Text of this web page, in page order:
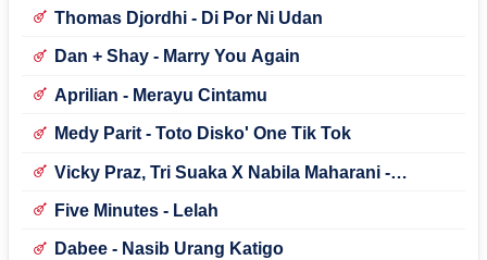
Thomas Djordhi - Di Por Ni Udan
Dan + Shay - Marry You Again
Aprilian - Merayu Cintamu
Medy Parit - Toto Disko' One Tik Tok
Vicky Praz, Tri Suaka X Nabila Maharani -
Five Minutes - Lelah
Dabee - Nasib Urang Katigo